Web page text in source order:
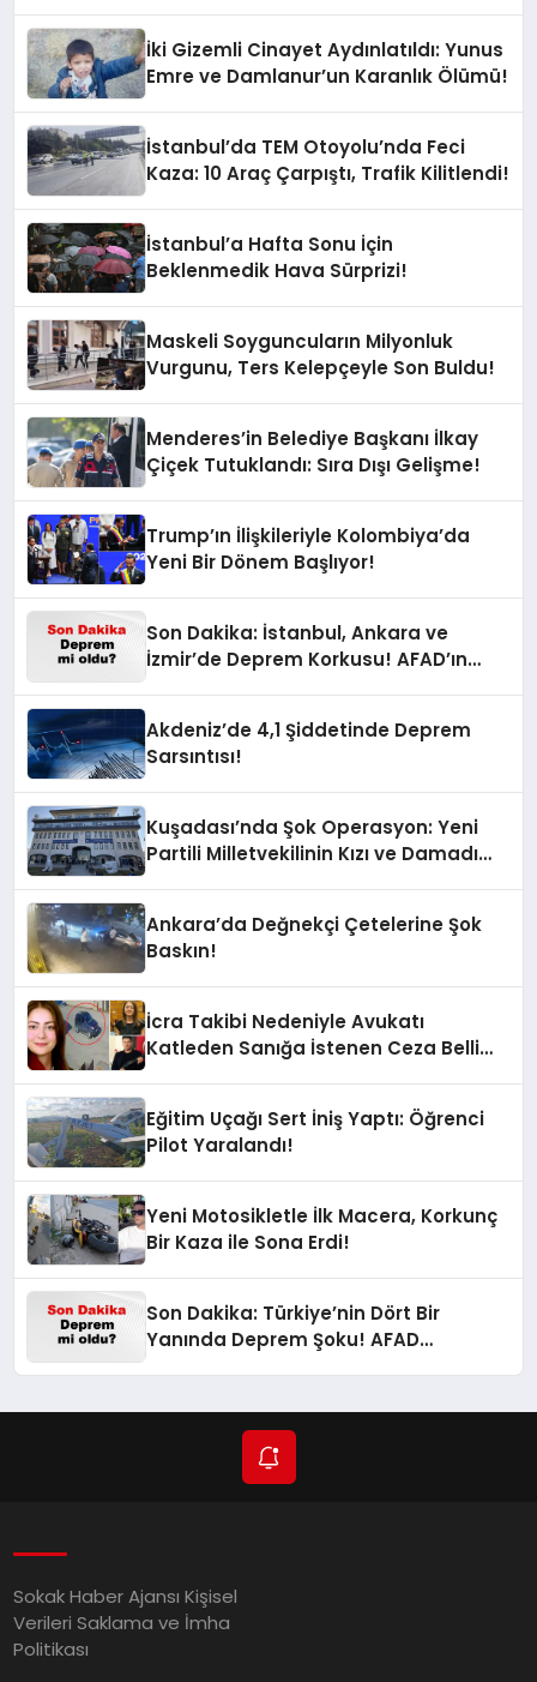
İki Gizemli Cinayet Aydınlatıldı: Yunus
Emre ve Damlanur’un Karanlık Ölümü!
İstanbul’da TEM Otoyolu’nda Feci
Kaza: 10 Araç Çarpıştı, Trafik Kilitlendi!
İstanbul’a Hafta Sonu İçin
Beklenmedik Hava Sürprizi!
Maskeli Soyguncuların Milyonluk
Vurgunu, Ters Kelepçeyle Son Buldu!
Menderes’in Belediye Başkanı İlkay
Çiçek Tutuklandı: Sıra Dışı Gelişme!
Trump’ın İlişkileriyle Kolombiya’da
Yeni Bir Dönem Başlıyor!
Son Dakika: İstanbul, Ankara ve
İzmir’de Deprem Korkusu! AFAD’ın
Akdeniz’de 4,1 Şiddetinde Deprem
Sarsıntısı!
Kuşadası’nda Şok Operasyon: Yeni
Partili Milletvekilinin Kızı ve Damadı
Ankara’da Değnekçi Çetelerine Şok
Baskın!
İcra Takibi Nedeniyle Avukatı
Katleden Sanığa İstenen Ceza Belli
Eğitim Uçağı Sert İniş Yaptı: Öğrenci
Pilot Yaralandı!
Yeni Motosikletle İlk Macera, Korkunç
Bir Kaza ile Sona Erdi!
Son Dakika: Türkiye’nin Dört Bir
Yanında Deprem Şoku! AFAD
Sokak Haber Ajansı Kişisel
Verileri Saklama ve İmha
Politikası